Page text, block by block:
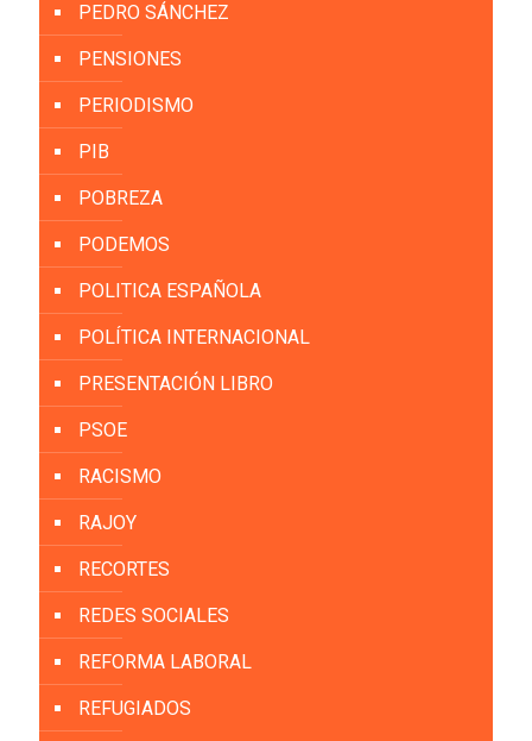
PEDRO SÁNCHEZ
PENSIONES
PERIODISMO
PIB
POBREZA
PODEMOS
POLITICA ESPAÑOLA
POLÍTICA INTERNACIONAL
PRESENTACIÓN LIBRO
PSOE
RACISMO
RAJOY
RECORTES
REDES SOCIALES
REFORMA LABORAL
REFUGIADOS